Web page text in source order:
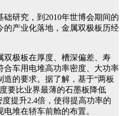
础研究，到2010年世博会期间的
的产业化落地，金属双极板历经
双极板在厚度、槽深偏差、寿
合车用电堆高功率密度、大功率
的要求。据了解，基于“两板
要比业界最薄的石墨板降低
提升2.4倍，使得提高功率的
堆在轿车前舱的布置。